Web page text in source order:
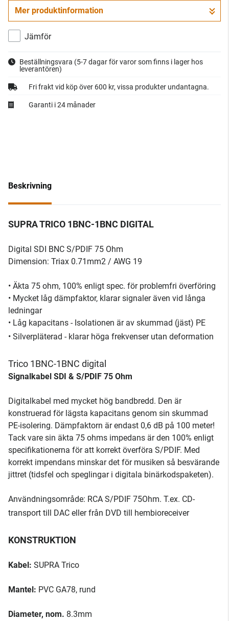
Gå till kassan
Mer produktinformation
Jämför
Beställningsvara (5-7 dagar för varor som finns i lager hos
leverantören)
Fri frakt vid köp över 600 kr, vissa produkter undantagna.
Garanti i 24 månader
Beskrivning
SUPRA TRICO 1BNC-1BNC DIGITAL
Digital SDI BNC S/PDIF 75 Ohm
Dimension: Triax 0.71mm2 / AWG 19
• Äkta 75 ohm, 100% enligt spec. för problemfri överföring
• Mycket låg dämpfaktor, klarar signaler även vid långa
ledningar
• Låg kapacitans - Isolationen är av skummad (jäst) PE
• Silverpläterad - klarar höga frekvenser utan deformation
Trico 1BNC-1BNC digital
Signalkabel SDI & S/PDIF 75 Ohm
Digitalkabel med mycket hög bandbredd. Den är
konstruerad för lägsta kapacitans genom sin skummad
PE-isolering. Dämpfaktorn är endast 0,6 dB på 100 meter!
Tack vare sin äkta 75 ohms impedans är den 100% enligt
specifikationerna för att korrekt överföra S/PDIF. Med
korrekt impendans minskar det för musiken så besvärande
jittret (tidsfel och speglingar i digitala binärkodspaketen).
Användningsområde: RCA S/PDIF 75Ohm. T.ex. CD-
transport till DAC eller från DVD till hembioreceiver
KONSTRUKTION
Kabel: SUPRA Trico
Mantel: PVC GA78, rund
Diameter, nom. 8.3mm